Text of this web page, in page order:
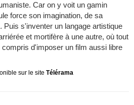
Car on y voit un gamin
force son imagination, de sa
s'inventer un langage artistique
et mortifère à une autre, où tout
d'imposer un film aussi libre
sur le site Télérama